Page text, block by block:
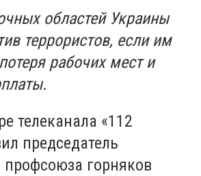
областей Украины
террористов, если им
рабочих мест и
телеканала «112
председатель
горняков